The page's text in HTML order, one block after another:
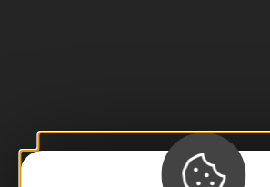
Contactez-nous !